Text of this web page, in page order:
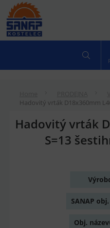
Hadovitý vrták D18x360mm
Hadovitý vrták
S=13
SANAP
Obj. název